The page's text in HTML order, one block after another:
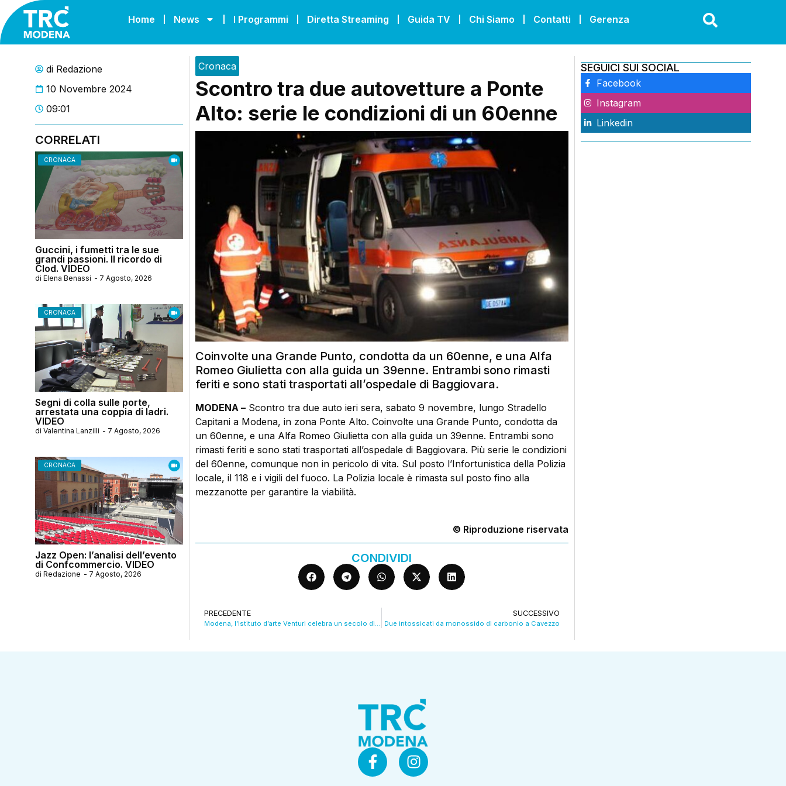
Home News I Programmi Diretta Streaming Guida TV Chi Siamo Contatti Gerenza
di Redazione
10 Novembre 2024
09:01
CORRELATI
CRONACA
Guccini, i fumetti tra le sue
grandi passioni. Il ricordo di
Clod. VIDEO
di Elena Benassi - 7 Agosto, 2026
CRONACA
Segni di colla sulle porte,
arrestata una coppia di ladri.
VIDEO
di Valentina Lanzilli - 7 Agosto, 2026
CRONACA
Jazz Open: l’analisi dell’evento
di Confcommercio. VIDEO
di Redazione - 7 Agosto, 2026
Cronaca
Scontro tra due autovetture a Ponte
Alto: serie le condizioni di un 60enne
Coinvolte una Grande Punto, condotta da un 60enne, e una Alfa
Romeo Giulietta con alla guida un 39enne. Entrambi sono rimasti
feriti e sono stati trasportati all’ospedale di Baggiovara.
MODENA –Scontro tra due auto ieri sera, sabato 9 novembre, lungo Stradello
Capitani a Modena, in zona Ponte Alto. Coinvolte una Grande Punto, condotta da
un 60enne, e una Alfa Romeo Giulietta con alla guida un 39enne. Entrambi sono
rimasti feriti e sono stati trasportati all’ospedale di Baggiovara. Più serie le condizioni
del 60enne, comunque non in pericolo di vita. Sul posto l’Infortunistica della Polizia
locale, il 118 e i vigili del fuoco. La Polizia locale è rimasta sul posto fino alla
mezzanotte per garantire la viabilità.
© Riproduzione riservata
CONDIVIDI
PRECEDENTE
Modena, l’istituto d’arte Venturi celebra un secolo di vita.
SUCCESSIVO
Due intossicati da monossido di carbonio a Cavezzo
SEGUICI SUI SOCIAL
Facebook
Instagram
Linkedin